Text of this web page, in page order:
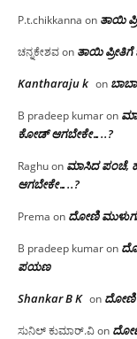
P.t.chikkanna on ತಾಯಿ
ಚನ್ನಕೇಶವon ತಾಯಿ
Kantharaju k on
B pradeep kumaron
ಕೋಡ್ ಆಗಬೇಕೇ…..?‌
Raghuon ಮಾಸಿದ ಪಂಚೆ,
ಆಗಬೇಕೇ…..?‌
Prema on ದೋಣಿ
B pradeep kumaron
ಪಯಣ
Shankar B K on ದೋಣಿ
ಸುನಿಲ್ ಕುಮಾರ್.ವಿon ದೋಣಿ